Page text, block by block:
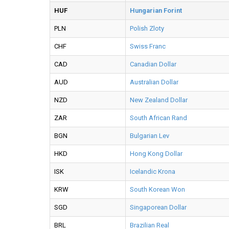
HUF Hungarian Forint
PLN Polish Zloty
CHF Swiss Franc
CAD Canadian Dollar
AUD Australian Dollar
NZD New Zealand Dollar
ZAR South African Rand
BGN Bulgarian Lev
HKD Hong Kong Dollar
ISK Icelandic Krona
KRW South Korean Won
SGD Singaporean Dollar
BRL Brazilian Real